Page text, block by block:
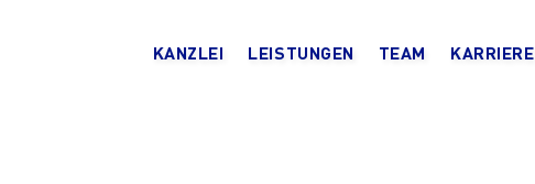
KANZLEI LEISTUNGEN TEAM KARRIERE